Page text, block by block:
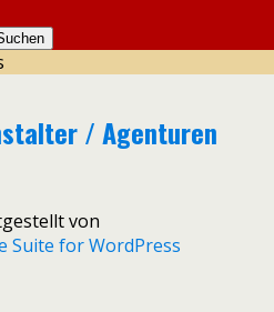
/ Agenturen
von
Suite for WordPress